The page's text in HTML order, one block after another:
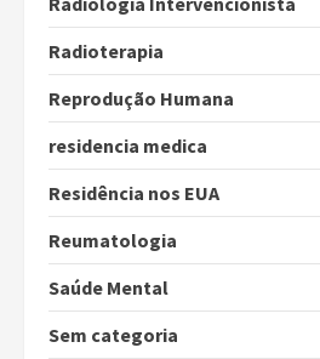
Radioterapia
Reprodução Humana
residencia medica
Residência nos EUA
Reumatologia
Saúde Mental
Sem categoria